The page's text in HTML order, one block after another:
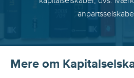
Mere om